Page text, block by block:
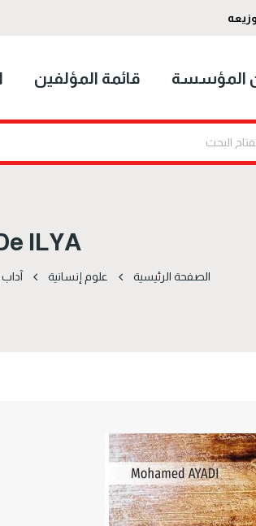
المؤسسة قائمة المؤلفين
ILYA
الصفحة الرئيسية علوم إنسانية